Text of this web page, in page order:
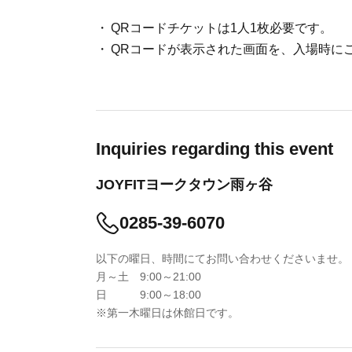
QRコードチケットは1人1枚必要です。
QRコードが表示された画面を、入場時に
Inquiries regarding this event
JOYFITヨークタウン雨ヶ谷
0285-39-6070
以下の曜日、時間にてお問い合わせくださいませ。
月～土 9:00～21:00
日 9:00～18:00
※第一木曜日は休館日です。